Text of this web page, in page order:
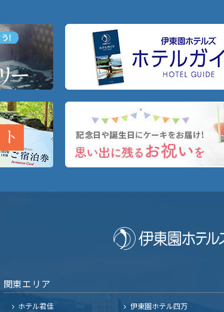
関東エリア
ホテル君佳
伊東園ホテル四万